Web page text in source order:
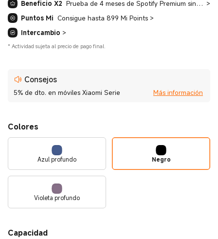
Beneficio X2
Prueba de 4 meses de Spotify Premium sin coste + Prueba gratuita de 3 meses de YouTube Premium >
Puntos Mi Consigue hasta 899 Mi Points >
Intercambio >
* Actividad sujeta al precio de pago final.
Consejos
5% de dto. en móviles Xiaomi Serie Más información
Colores
Azul profundo Negro
Violeta profundo
Capacidad